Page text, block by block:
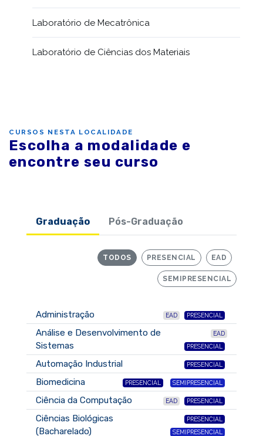
Laboratório de Mecatrônica
Laboratório de Ciências dos Materiais
CURSOS NESTA LOCALIDADE
Escolha a modalidade e
encontre seu curso
Graduação Pós-Graduação
TODOS PRESENCIAL EAD
SEMIPRESENCIAL
Administração EAD PRESENCIAL
Análise e Desenvolvimento de
Sistemas
EAD
PRESENCIAL
Automação Industrial PRESENCIAL
Biomedicina PRESENCIAL SEMIPRESENCIAL
Ciência da Computação EAD PRESENCIAL
Ciências Biológicas
(Bacharelado)
PRESENCIAL
SEMIPRESENCIAL